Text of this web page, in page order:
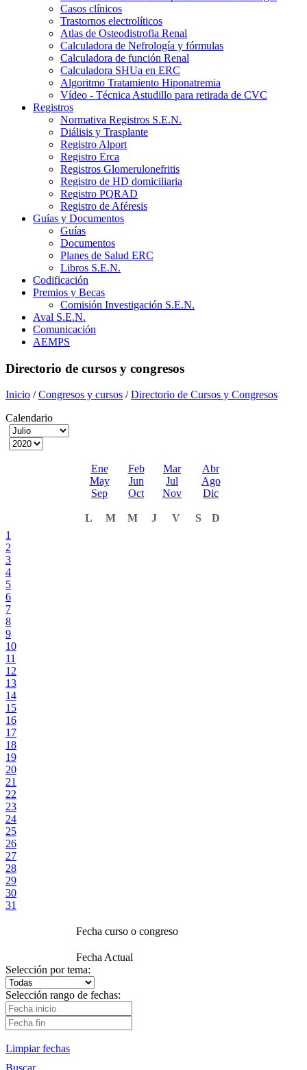
Casos clínicos
Trastornos electrolíticos
Atlas de Osteodistrofia Renal
Calculadora de Nefrología y fórmulas
Calculadora de función Renal
Calculadora SHUa en ERC
Algoritmo Tratamiento Hiponatremia
Vídeo - Técnica Astudillo para retirada de CVC
Registros
Normativa Registros S.E.N.
Diálisis y Trasplante
Registro Alport
Registro Erca
Registros Glomerulonefritis
Registro de HD domiciliaria
Registro PQRAD
Registro de Aféresis
Guías y Documentos
Guías
Documentos
Planes de Salud ERC
Libros S.E.N.
Codificación
Premios y Becas
Comisión Investigación S.E.N.
Aval S.E.N.
Comunicación
AEMPS
Directorio de cursos y congresos
Inicio /Congresos y cursos /Directorio de Cursos y Congresos
Calendario
Ene Feb Mar
Abr
May
Jun Jul
Ago
Sep
Oct Nov Dic
L M M J V S
D
1
2
3
4
5
6
7
8
9
10
11
12
13
14
15
16
17
18
19
20
21
22
23
24
25
26
27
28
29
30
31
Fecha curso o congreso
Fecha Actual
Selección por tema:
Selección rango de fechas:
Limpiar fechas